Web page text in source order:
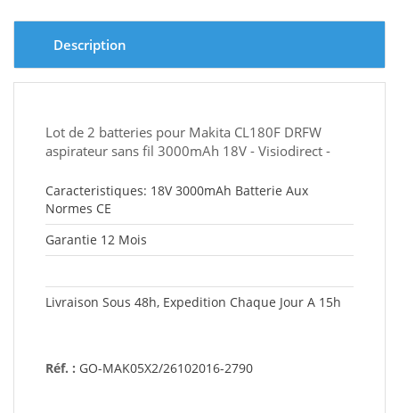
Description
Lot de 2 batteries pour Makita CL180F DRFW
aspirateur sans fil 3000mAh 18V - Visiodirect -
Caracteristiques: 18V 3000mAh Batterie Aux
Normes CE
Garantie 12 Mois
Livraison Sous 48h, Expedition Chaque Jour A 15h
Réf. : GO-MAK05X2/26102016-2790